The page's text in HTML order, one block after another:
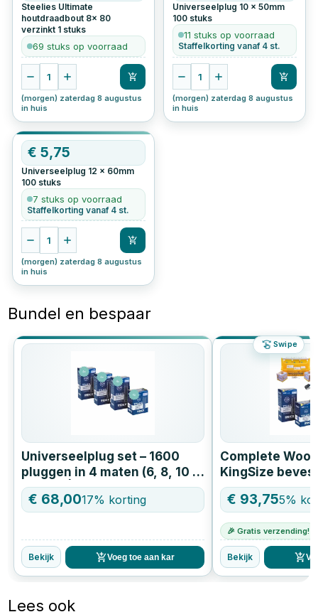
Steelies Ultimate
houtdraadbout 8x 80
verzinkt 1 stuks
69 stuks op voorraad
1
(morgen) zaterdag 8 augustus
in huis
Universeelplug 10 x 50mm
100 stuks
11 stuks op voorraad
Staffelkorting vanaf 4 st.
1
(morgen) zaterdag 8 augustus
in huis
€5,75
Universeelplug 12 x 60mm
100 stuks
7 stuks op voorraad
Staffelkorting vanaf 4 st.
1
(morgen) zaterdag 8 augustus
in huis
Bundel en bespaar
Swipe
Universeelplug set – 1600
pluggen in 4 maten (6, 8, 10 &
12 mm) | Complete
voordeelbundel
€ 68,0017% korting
Bekijk Voeg toe aan kar
Complete
KingSize
2.100
boren en
€ 93,755%
🎉 Gratis verzending!
Bekijk
Lees ook